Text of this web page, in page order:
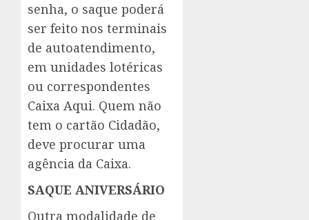
senha, o saque poderá
ser feito nos terminais
de autoatendimento,
em unidades lotéricas
ou correspondentes
Caixa Aqui. Quem não
tem o cartão Cidadão,
deve procurar uma
agência da Caixa.
SAQUE ANIVERSÁRIO
Outra modalidade de